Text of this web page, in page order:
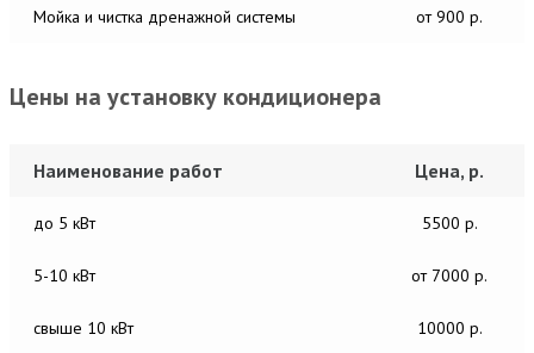
Мойка и чистка дренажной системы от 900 р.
Цены на установку кондиционера
Наименование работ Цена, р.
до 5 кВт 5500 р.
5-10 кВт от 7000 р.
свыше 10 кВт 10000 р.